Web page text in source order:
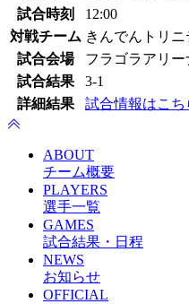
試合時刻
12:00
対戦チーム きんでんトリ
試合会場
フラゴラアリー
試合結果
3-1
詳細結果
試合情報はこ
ABOUT
チーム概要
PLAYERS
選手一覧
GAMES
試合結果・日程
NEWS
お知らせ
OFFICIAL